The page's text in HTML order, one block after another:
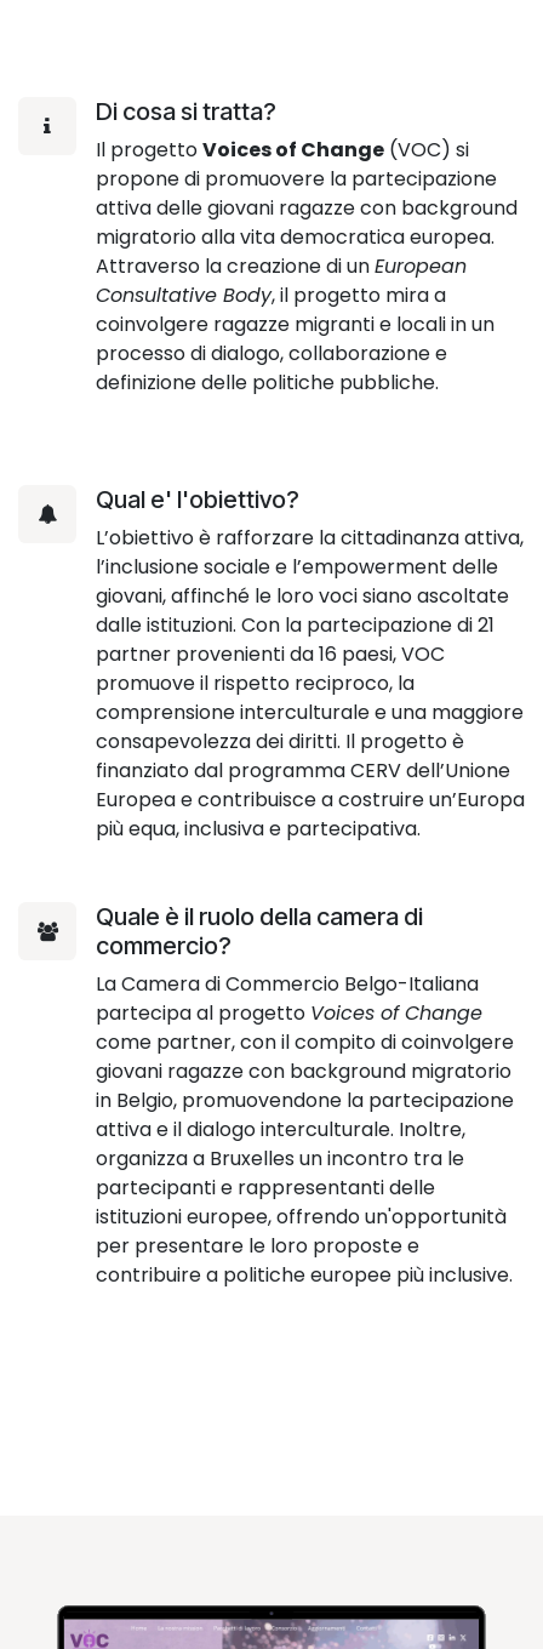
Di cosa si tratta?
Il progettoVoices of Change (VOC) si
propone di promuovere la partecipazione
attiva delle giovani ragazze con background
migratorio alla vita democratica europea.
Attraverso la creazione di unEuropean
Consultative Body, il progetto mira a
coinvolgere ragazze migranti e locali in un
processo di dialogo, collaborazione e
definizione delle politiche pubbliche.
Qual e' l'obiettivo?
L’obiettivo è rafforzare la cittadinanza attiva,
l’inclusione sociale e l’empowerment delle
giovani, affinché le loro voci siano ascoltate
dalle istituzioni. Con la partecipazione di 21
partner provenienti da 16 paesi, VOC
promuove il rispetto reciproco, la
comprensione interculturale e una maggiore
consapevolezza dei diritti. Il progetto è
finanziato dal programma CERV dell’Unione
Europea e contribuisce a costruire un’Europa
più equa, inclusiva e partecipativa.
Quale è il ruolo della camera di
commercio?
La Camera di Commercio Belgo-Italiana
partecipa al progetto Voices of Change
come partner, con il compito di coinvolgere
giovani ragazze con background migratorio
in Belgio, promuovendone la partecipazione
attiva e il dialogo interculturale. Inoltre,
organizza a Bruxelles un incontro tra le
partecipanti e rappresentanti delle
istituzioni europee, offrendo un'opportunità
per presentare le loro proposte e
contribuire a politiche europee più inclusive.